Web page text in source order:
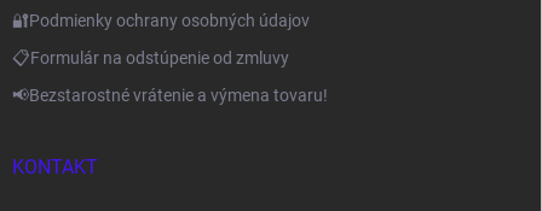
🔐Podmienky ochrany osobných údajov
📋Formulár na odstúpenie od zmluvy
📢Bezstarostné vrátenie a výmena tovaru!
KONTAKT